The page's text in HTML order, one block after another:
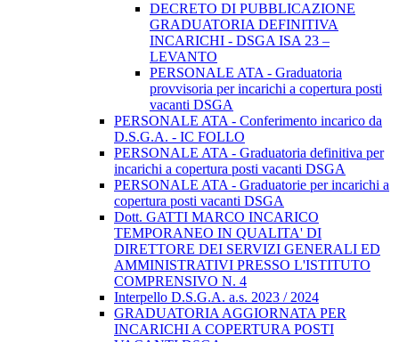
DECRETO DI PUBBLICAZIONE
GRADUATORIA DEFINITIVA
INCARICHI - DSGA ISA 23 –
LEVANTO
PERSONALE ATA - Graduatoria
provvisoria per incarichi a copertura posti
vacanti DSGA
PERSONALE ATA - Conferimento incarico da
D.S.G.A. - IC FOLLO
PERSONALE ATA - Graduatoria definitiva per
incarichi a copertura posti vacanti DSGA
PERSONALE ATA - Graduatorie per incarichi a
copertura posti vacanti DSGA
Dott. GATTI MARCO INCARICO
TEMPORANEO IN QUALITA' DI
DIRETTORE DEI SERVIZI GENERALI ED
AMMINISTRATIVI PRESSO L'ISTITUTO
COMPRENSIVO N. 4
Interpello D.S.G.A. a.s. 2023 / 2024
GRADUATORIA AGGIORNATA PER
INCARICHI A COPERTURA POSTI